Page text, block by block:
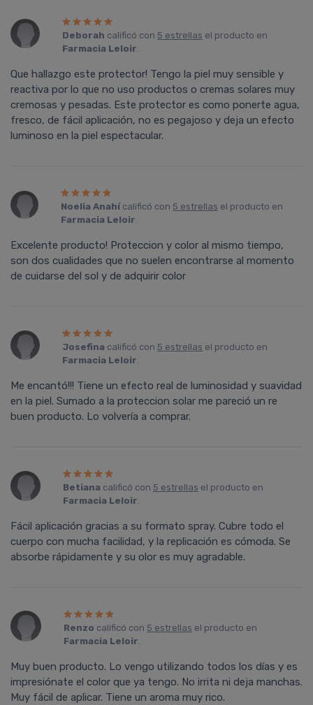
Deborah calificó con 5 estrellas el producto en
Farmacia Leloir.
Que hallazgo este protector! Tengo la piel muy sensible y
reactiva por lo que no uso productos o cremas solares muy
cremosas y pesadas. Este protector es como ponerte agua,
fresco, de fácil aplicación, no es pegajoso y deja un efecto
luminoso en la piel espectacular.
Noelia Anahícalificó con 5 estrellas el producto en
Farmacia Leloir.
Excelente producto! Proteccion y color al mismo tiempo,
son dos cualidades que no suelen encontrarse al momento
de cuidarse del sol y de adquirir color
Josefina calificó con 5 estrellas el producto en
Farmacia Leloir.
Me encantó!!! Tiene un efecto real de luminosidad y suavidad
en la piel. Sumado a la proteccion solar me pareció un re
buen producto. Lo volvería a comprar.
Betiana calificó con 5 estrellas el producto en
Farmacia Leloir.
Fácil aplicación gracias a su formato spray. Cubre todo el
cuerpo con mucha facilidad, y la replicación es cómoda. Se
absorbe rápidamente y su olor es muy agradable.
Renzo calificó con 5 estrellas el producto en
Farmacia Leloir.
Muy buen producto. Lo vengo utilizando todos los días y es
impresiónate el color que ya tengo. No irrita ni deja manchas.
Muy fácil de aplicar. Tiene un aroma muy rico.